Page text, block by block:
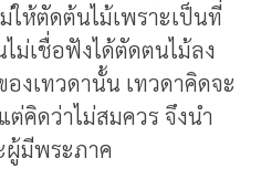
ให้ตัดต้นไม้เพราะเป็นที่
ม่เชื่อฟังได้ตัดตนไม้ลง
งเทวดานั้น เทวดาคิดจะ
คิดว่าไม่สมควร จึงนำ
ผู้มีพระภาค